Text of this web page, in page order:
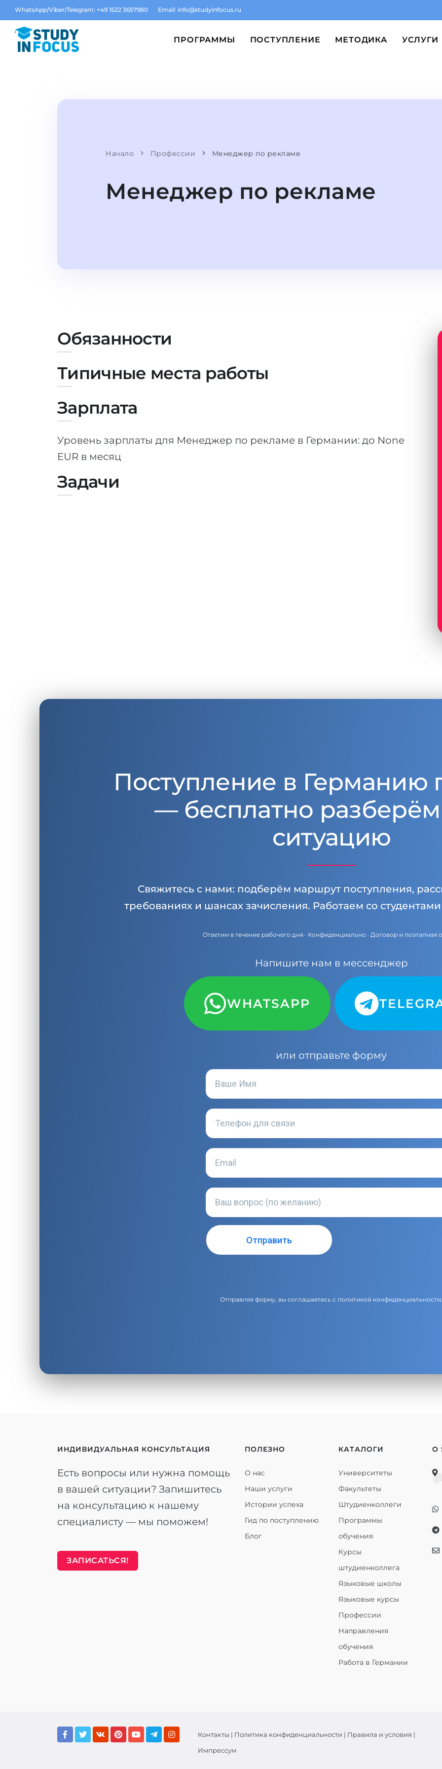
WhatsApp/Viber/Telegram: +49 1522 3657980 Email: info@studyinfocus.ru
ПРОГРАММЫ ПОСТУПЛЕНИЕ МЕТОДИКА УСЛУГИ
Начало Профессии Менеджер по рекламе
Менеджер по рекламе
Обязанности
Типичные места работы
Зарплата
Уровень зарплаты для Менеджер по рекламе в Германии: до None
EUR в месяц
Задачи
Поступление в Германию
— бесплатно
ситуацию
Свяжитесь с нами: подберём маршрут поступления,
требованиях и шансах зачисления. Работаем со
Ответим в течение рабочего дня · Конфиденциально · Договор и поэтапная
Напишите нам в мессенджер
WHATSAPP
или отправьте форму
Отправляя форму, вы соглашаетесь с политикой конфиденциальности
ИНДИВИДУАЛЬНАЯ КОНСУЛЬТАЦИЯ
Есть вопросы или нужна помощь
в вашей ситуации? Запишитесь
на консультацию к нашему
специалисту — мы поможем!
ЗАПИСАТЬСЯ!
ПОЛЕЗНО
О нас
Наши услуги
Истории успеха
Гид по поступлению
Блог
КАТАЛОГИ
Университеты
Факультеты
Штудиенколлеги
Программы
обучения
Курсы
штудиенколлега
Языковые школы
Языковые курсы
Профессии
Направления
обучения
Работа в Германии
О
Контакты | Политика конфиденциальности | Правила и условия |
Импрессум